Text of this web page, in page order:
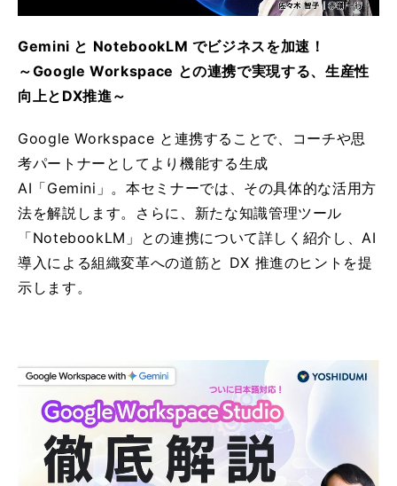
Gemini と NotebookLM でビジネスを加速！
～Google Workspace との連携で実現する、生産性
向上とDX推進～
Google Workspace と連携することで、コーチや思
考パートナーとしてより機能する生成
AI「Gemini」。本セミナーでは、その具体的な活用方
法を解説します。さらに、新たな知識管理ツール
「NotebookLM」との連携について詳しく紹介し、AI
導入による組織変革への道筋と DX 推進のヒントを提
示します。